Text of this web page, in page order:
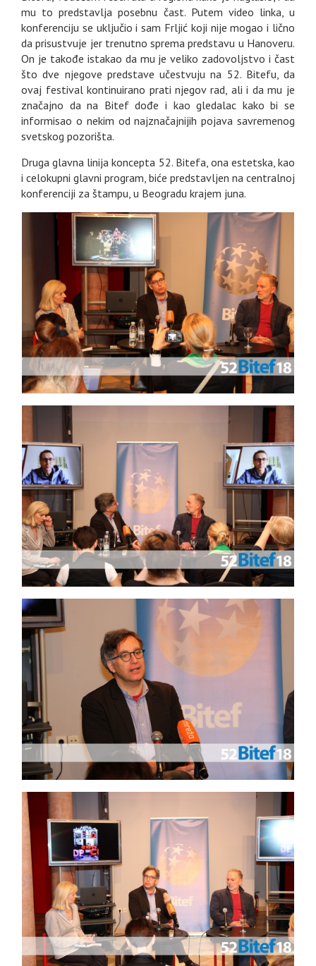
mu to predstavlja posebnu čast. Putem video linka, u
konferenciju se uključio i sam Frljić koji nije mogao i lično
da prisustvuje jer trenutno sprema predstavu u Hanoveru.
On je takođe istakao da mu je veliko zadovoljstvo i čast
što dve njegove predstave učestvuju na 52. Bitefu, da
ovaj festival kontinuirano prati njegov rad, ali i da mu je
značajno da na Bitef dođe i kao gledalac kako bi se
informisao o nekim od najznačajnijih pojava savremenog
svetskog pozorišta.
Druga glavna linija koncepta 52. Bitefa, ona estetska, kao
i celokupni glavni program, biće predstavljen na centralnoj
konferenciji za štampu, u Beogradu krajem juna.
GALERIJA